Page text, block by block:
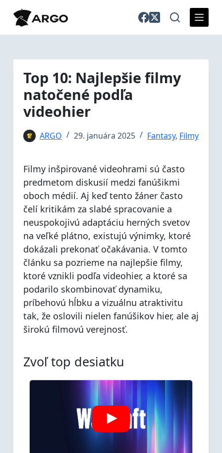
S
i
Top 10: Najlepšie filmy
natočené podľa
videohier
ARGO 29. januára 2025 Fantasy, Filmy
Filmy inšpirované videohrami sú často
predmetom diskusií medzi fanúšikmi
oboch médií. Aj keď tento žáner často
čelí kritikám za slabé spracovanie a
neuspokojivú adaptáciu herných svetov
na veľké plátno, existujú výnimky, ktoré
dokázali prekonať očakávania. V tomto
článku sa pozrieme na najlepšie filmy,
ktoré vznikli podľa videohier, a ktoré sa
podarilo skombinovať dynamiku,
príbehovú hĺbku a vizuálnu atraktivitu
tak, že oslovili nielen fanúšikov hier, ale aj
širokú filmovú verejnosť.
Zvoľ top desiatku